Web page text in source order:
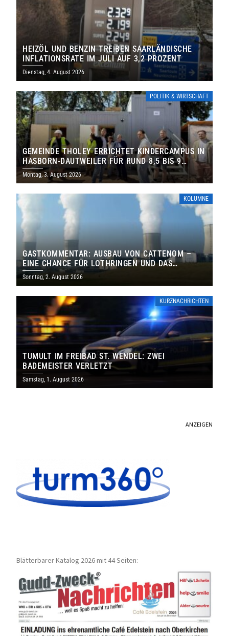
HEIZÖL UND BENZIN TREIBEN SAARLÄNDISCHE
INFLATIONSRATE IM JULI AUF 3,2 PROZENT
Dienstag, 4. August 2026
POLITIK & WIRTSCHAFT
GEMEINDE THOLEY ERRICHTET KINDERCAMPUS IN
HASBORN-DAUTWEILER FÜR RUND 8,5 BIS 9
MILLIONEN EURO
Montag, 3. August 2026
KOLUMNE
GASTKOMMENTAR: AUSBAU VON CATTENOM –
EINE CHANCE FÜR LOTHRINGEN UND DAS
SAARLAND
Sonntag, 2. August 2026
KURZNACHRICHTEN
TUMULT IM FREIBAD ST. WENDEL: ZWEI
BADEMEISTER VERLETZT
Samstag, 1. August 2026
ANZEIGEN
Blätterbarer Katalog 2026 mit 44 Seiten: